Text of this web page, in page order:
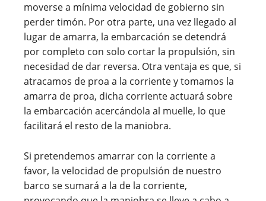
moverse a mínima velocidad de gobierno sin
perder timón. Por otra parte, una vez llegado al
lugar de amarra, la embarcación se detendrá
por completo con solo cortar la propulsión, sin
necesidad de dar reversa. Otra ventaja es que, si
atracamos de proa a la corriente y tomamos la
amarra de proa, dicha corriente actuará sobre
la embarcación acercándola al muelle, lo que
facilitará el resto de la maniobra.
Si pretendemos amarrar con la corriente a
favor, la velocidad de propulsión de nuestro
barco se sumará a la de la corriente,